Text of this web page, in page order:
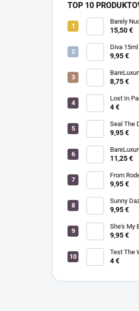
TOP 10
Barely
CRÉME -
15,50 €
Diva 15ml
- lak na
9,95 €
Kukui -
sada
8,75 €
Lost In
MORGAN
4 €
Seal The
MORGAN
9,95 €
Green
telo
11,25 €
From
15ml -
9,95 €
Sunny
MORGAN
9,95 €
She's My
MORGAN
9,95 €
Test The
MORGAN
4 €